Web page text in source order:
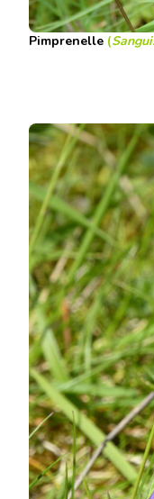
Pimprenelle (